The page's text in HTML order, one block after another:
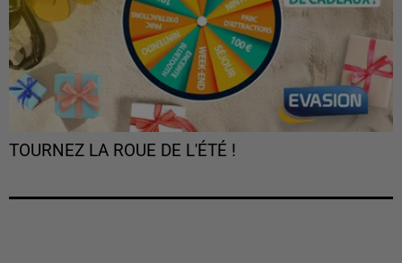
TOURNEZ LA ROUE DE L'ÉTÉ !